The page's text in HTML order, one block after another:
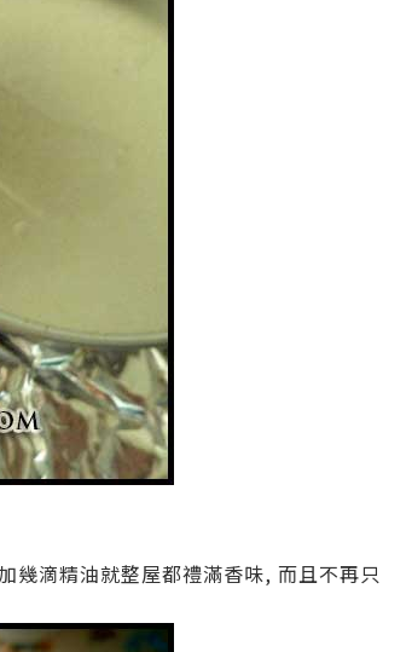
幾滴精油就整屋都禮滿香味, 而且不再只